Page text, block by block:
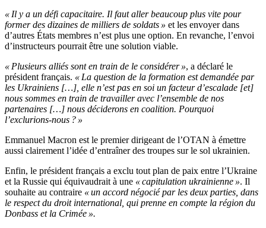
« Il y a un défi capacitaire. Il faut aller beaucoup plus vite pour
former des dizaines de milliers de soldats » et les envoyer dans
d’autres États membres n’est plus une option. En revanche, l’envoi
d’instructeurs pourrait être une solution viable.
« Plusieurs alliés sont en train de le considérer », a déclaré le
président français. « La question de la formation est demandée par
les Ukrainiens […], elle n’est pas en soi un facteur d’escalade [et]
nous sommes en train de travailler avec l’ensemble de nos
partenaires […] nous déciderons en coalition. Pourquoi
l’exclurions-nous ? »
Emmanuel Macron est le premier dirigeant de l’OTAN à émettre
aussi clairement l’idée d’entraîner des troupes sur le sol ukrainien.
Enfin, le président français a exclu tout plan de paix entre l’Ukraine
et la Russie qui équivaudrait à une « capitulation ukrainienne ». Il
souhaite au contraire « un accord négocié par les deux parties, dans
le respect du droit international, qui prenne en compte la région du
Donbass et la Crimée ».